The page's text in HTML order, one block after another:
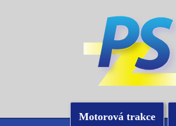
Motorová trakce